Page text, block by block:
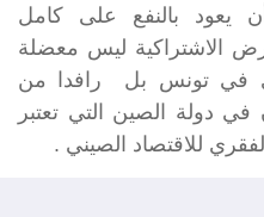
يعود بالنفع على كامل
الاشتراكية ليس معضلة
في تونس بل رافدا من
في دولة الصين التي تعتبر
للاقتصاد الصيني .